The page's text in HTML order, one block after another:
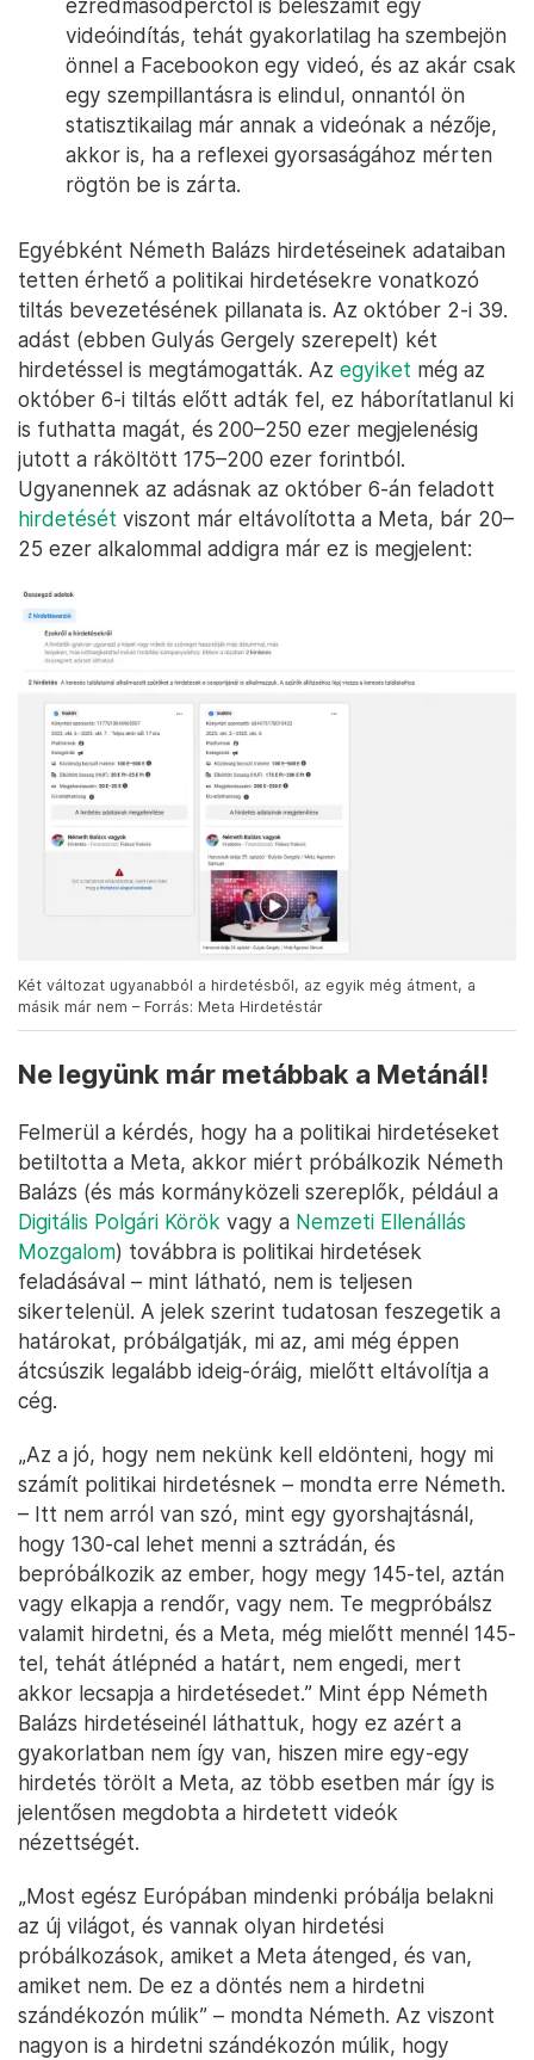
ezredmásodperctől is beleszámít egy
videóindítás, tehát gyakorlatilag ha szembejön
önnel a Facebookon egy videó, és az akár csak
egy szempillantásra is elindul, onnantól ön
statisztikailag már annak a videónak a nézője,
akkor is, ha a reflexei gyorsaságához mérten
rögtön be is zárta.
Egyébként Németh Balázs hirdetéseinek adataiban
tetten érhető a politikai hirdetésekre vonatkozó
tiltás bevezetésének pillanata is. Az október 2-i 39.
adást (ebben Gulyás Gergely szerepelt) két
hirdetéssel is megtámogatták. Az egyiket még az
október 6-i tiltás előtt adták fel, ez háborítatlanul ki
is futhatta magát, és 200–250 ezer megjelenésig
jutott a ráköltött 175–200 ezer forintból.
Ugyanennek az adásnak az október 6-án feladott
hirdetését viszont már eltávolította a Meta, bár 20–
25 ezer alkalommal addigra már ez is megjelent:
Két változat ugyanabból a hirdetésből, az egyik még átment, a
másik már nem – Forrás: Meta Hirdetéstár
Ne legyünk már metábbak a Metánál!
Felmerül a kérdés, hogy ha a politikai hirdetéseket
betiltotta a Meta, akkor miért próbálkozik Németh
Balázs (és más kormányközeli szereplők, például a
Digitális Polgári Körök vagy a Nemzeti Ellenállás
Mozgalom) továbbra is politikai hirdetések
feladásával – mint látható, nem is teljesen
sikertelenül. A jelek szerint tudatosan feszegetik a
határokat, próbálgatják, mi az, ami még éppen
átcsúszik legalább ideig-óráig, mielőtt eltávolítja a
cég.
„Az a jó, hogy nem nekünk kell eldönteni, hogy mi
számít politikai hirdetésnek – mondta erre Németh.
– Itt nem arról van szó, mint egy gyorshajtásnál,
hogy 130-cal lehet menni a sztrádán, és
bepróbálkozik az ember, hogy megy 145-tel, aztán
vagy elkapja a rendőr, vagy nem. Te megpróbálsz
valamit hirdetni, és a Meta, még mielőtt mennél 145-
tel, tehát átlépnéd a határt, nem engedi, mert
akkor lecsapja a hirdetésedet.” Mint épp Németh
Balázs hirdetéseinél láthattuk, hogy ez azért a
gyakorlatban nem így van, hiszen mire egy-egy
hirdetés törölt a Meta, az több esetben már így is
jelentősen megdobta a hirdetett videók
nézettségét.
„Most egész Európában mindenki próbálja belakni
az új világot, és vannak olyan hirdetési
próbálkozások, amiket a Meta átenged, és van,
amiket nem. De ez a döntés nem a hirdetni
szándékozón múlik” – mondta Németh. Az viszont
nagyon is a hirdetni szándékozón múlik, hogy